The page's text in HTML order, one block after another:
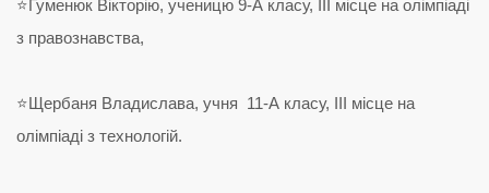
⭐️Гуменюк Вікторію, ученицю 9-А класу, ІІІ місце на олімпіаді
з правознавства,
⭐️Щербаня Владислава, учня 11-А класу, ІІІ місце на
олімпіаді з технологій.